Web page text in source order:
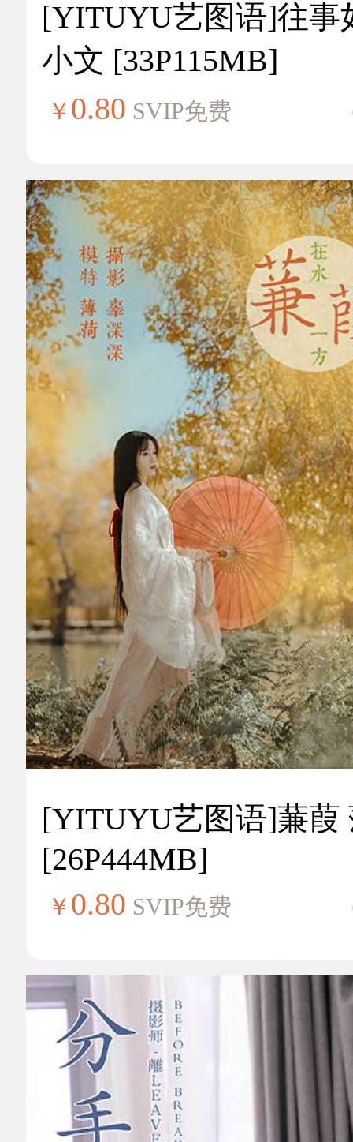
[YITUYU艺图语]往事
小文 [33P115MB]
￥ 0.80 SVIP免费
[YITUYU艺图语]蒹葭
[26P444MB]
￥ 0.80 SVIP免费